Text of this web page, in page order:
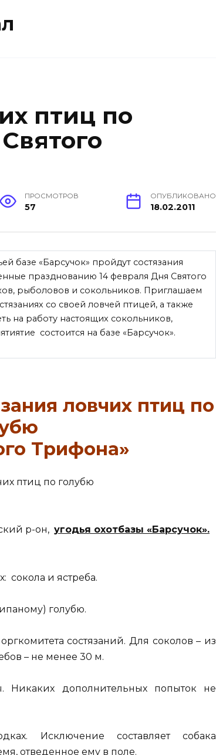
птиц по
ПРОСМОТРОВ
57
ОПУБЛИКОВАНО
18.02.2011
базе «Барсучок» пройдут состязания
празднованию 14 февраля Дня Святого
рыболовов и сокольников. Приглашаем
со своей ловчей птицей, а также
на работу настоящих сокольников,
состоится на базе «Барсучок».
ловчих птиц по
Трифона»
р-он, угодья охотбазы «Барсучок».
сокола и ястреба.
голубю.
состязаний. Для соколов – из
– не менее 30 м.
дополнительных попыток не
Исключение составляет собака
отведенное ему в поле.